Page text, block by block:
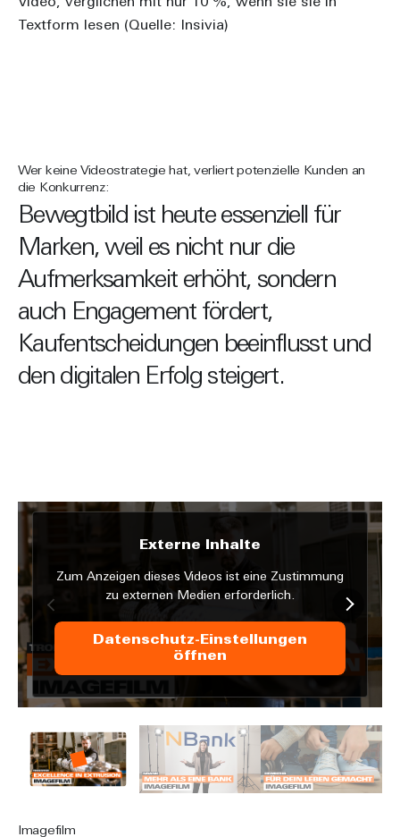
Video, verglichen mit nur 10 %, wenn sie sie in
Textform lesen (Quelle: Insivia)
Wer keine Videostrategie hat, verliert potenzielle Kunden an
die Konkurrenz:
Bewegtbild ist heute essenziell für
Marken, weil es nicht nur die
Aufmerksamkeit erhöht, sondern
auch Engagement fördert,
Kaufentscheidungen beeinflusst und
den digitalen Erfolg steigert.
Externe Inhalte
Zum Anzeigen dieses Videos ist eine Zustimmung
zu externen Medien erforderlich.
Datenschutz-Einstellungen
öffnen
Imagefilm